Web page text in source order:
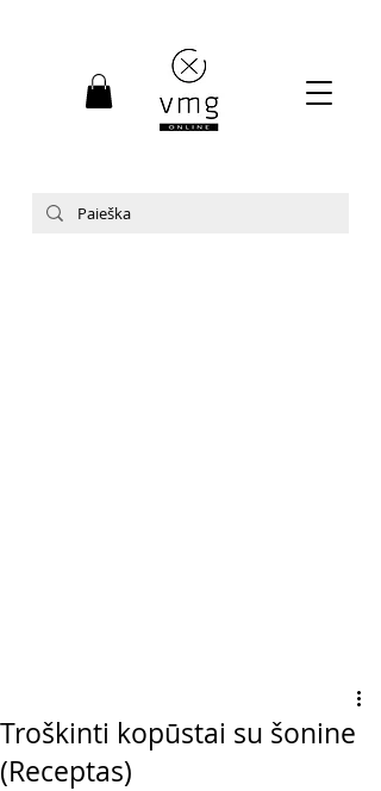
Troškinti kopūstai su šonine
(Receptas)